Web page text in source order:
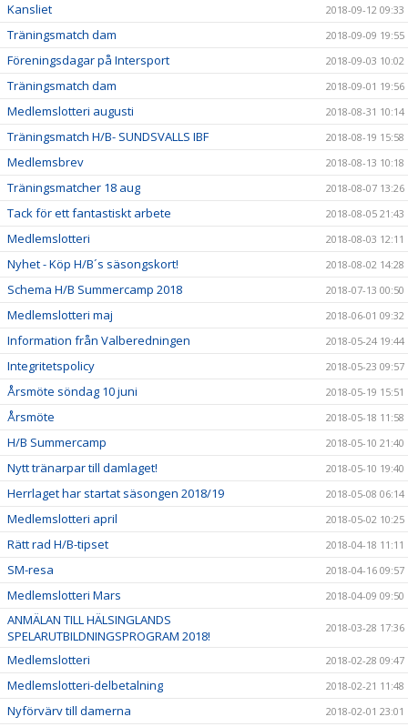
Kansliet 2018-09-12 09:33
Träningsmatch dam 2018-09-09 19:55
Föreningsdagar på Intersport 2018-09-03 10:02
Träningsmatch dam 2018-09-01 19:56
Medlemslotteri augusti 2018-08-31 10:14
Träningsmatch H/B- SUNDSVALLS IBF 2018-08-19 15:58
Medlemsbrev 2018-08-13 10:18
Träningsmatcher 18 aug 2018-08-07 13:26
Tack för ett fantastiskt arbete 2018-08-05 21:43
Medlemslotteri 2018-08-03 12:11
Nyhet - Köp H/B´s säsongskort! 2018-08-02 14:28
Schema H/B Summercamp 2018 2018-07-13 00:50
Medlemslotteri maj 2018-06-01 09:32
Information från Valberedningen 2018-05-24 19:44
Integritetspolicy 2018-05-23 09:57
Årsmöte söndag 10 juni 2018-05-19 15:51
Årsmöte 2018-05-18 11:58
H/B Summercamp 2018-05-10 21:40
Nytt tränarpar till damlaget! 2018-05-10 19:40
Herrlaget har startat säsongen 2018/19 2018-05-08 06:14
Medlemslotteri april 2018-05-02 10:25
Rätt rad H/B-tipset 2018-04-18 11:11
SM-resa 2018-04-16 09:57
Medlemslotteri Mars 2018-04-09 09:50
ANMÄLAN TILL HÄLSINGLANDS
SPELARUTBILDNINGSPROGRAM 2018!
2018-03-28 17:36
Medlemslotteri 2018-02-28 09:47
Medlemslotteri-delbetalning 2018-02-21 11:48
Nyförvärv till damerna 2018-02-01 23:01